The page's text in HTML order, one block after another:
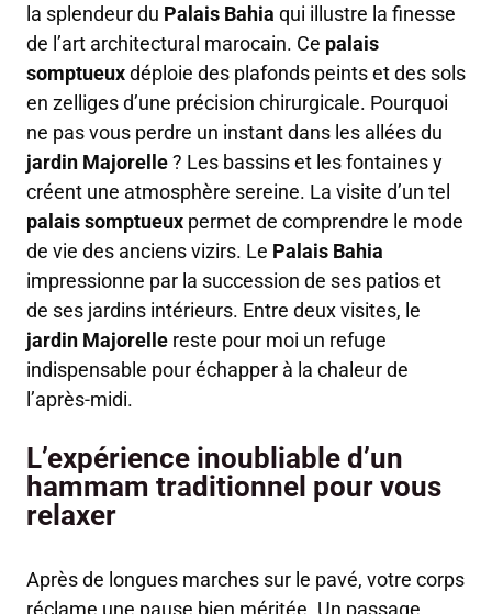
la splendeur du Palais Bahia qui illustre la finesse
de l’art architectural marocain. Ce palais
somptueuxdéploie des plafonds peints et des sols
en zelliges d’une précision chirurgicale. Pourquoi
ne pas vous perdre un instant dans les allées du
jardin Majorelle? Les bassins et les fontaines y
créent une atmosphère sereine. La visite d’un tel
palais somptueux permet de comprendre le mode
de vie des anciens vizirs. Le Palais Bahia
impressionne par la succession de ses patios et
de ses jardins intérieurs. Entre deux visites, le
jardin Majorelle reste pour moi un refuge
indispensable pour échapper à la chaleur de
l’après-midi.
L’expérience inoubliable d’un
hammam traditionnel pour vous
relaxer
Après de longues marches sur le pavé, votre corps
réclame une pause bien méritée. Un passage